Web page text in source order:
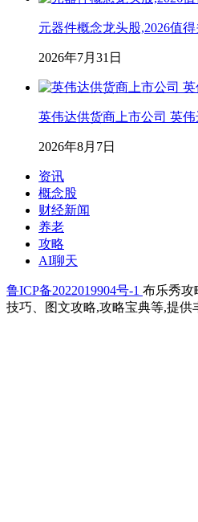
元器件概念龙头股,2026值
2026年7月31日
英伟达供货商上市公司 英
2026年8月7日
资讯
概念股
财经新闻
养老
攻略
AI聊天
鲁ICP备2022019904号-1 布乐秀攻
技巧、图文攻略,攻略宝典等,提供